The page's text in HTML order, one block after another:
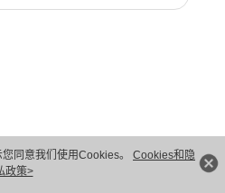
同意我们使用Cookies。 Cookies和隐
政策>
2026。 保留一切权利。粤A2-20044005号
保护
法律声明